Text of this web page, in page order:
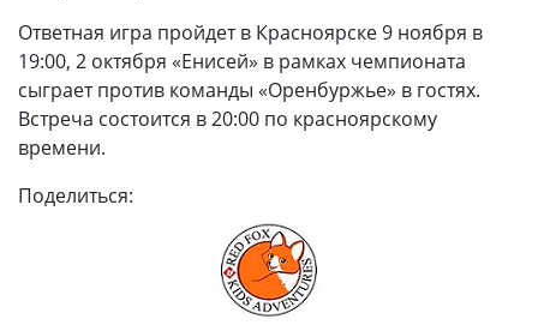
Ответная игра пройдет в Красноярске 9 ноября в
19:00, 2 октября «Енисей» в рамках чемпионата
сыграет против команды «Оренбуржье» в гостях.
Встреча состоится в 20:00 по красноярскому
времени.
Поделиться: